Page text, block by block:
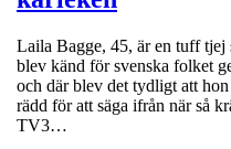
Laila Bagge, 45, är en tuff tjej
blev känd för svenska folket
och där blev det tydligt att
rädd för att säga ifrån när så
TV3…